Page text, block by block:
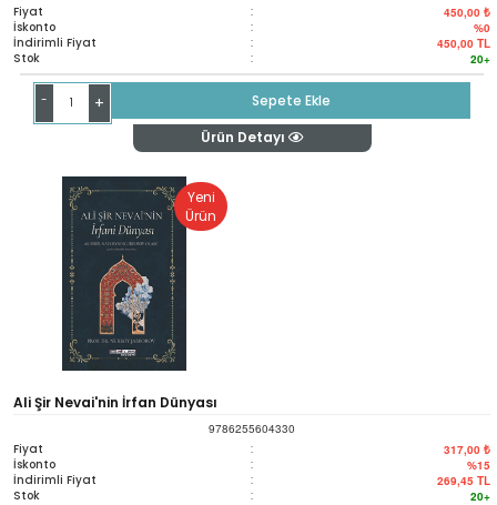
Fiyat : 450,00 ₺
İskonto : %0
İndirimli Fiyat : 450,00 TL
Stok : 20+
- +
Sepete Ekle
Ürün Detayı
Yeni
Ürün
Ali Şir Nevai'nin İrfan Dünyası
9786255604330
Fiyat : 317,00 ₺
İskonto : %15
İndirimli Fiyat : 269,45 TL
Stok : 20+